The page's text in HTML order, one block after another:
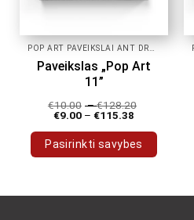
Paveikslas „Pop Art
11”
€10.00 –€128.20
€9.00 – €115.38
Pasirinkti savybes
has